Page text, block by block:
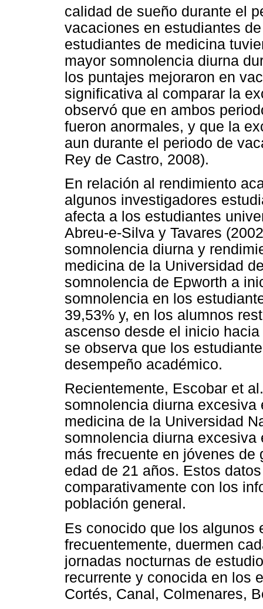
calidad de sueño durante el
vacaciones en estudiantes
estudiantes de medicina
mayor somnolencia diurna
los puntajes mejoraron en
significativa al comparar la
observó que en ambos
fueron anormales, y que la
aun durante el periodo de
Rey de Castro, 2008).
En relación al rendimiento
algunos investigadores
afecta a los estudiantes
Abreu-e-Silva y Tavares
somnolencia diurna y
medicina de la Universidad
somnolencia de Epworth a
somnolencia en los
39,53% y, en los alumnos
ascenso desde el inicio
se observa que los
desempeño académico.
Recientemente, Escobar et
somnolencia diurna
medicina de la Universidad
somnolencia diurna
más frecuente en jóvenes de
edad de 21 años. Estos
comparativamente con los
población general.
Es conocido que los algunos
frecuentemente, duermen
jornadas nocturnas de
recurrente y conocida en los
Cortés, Canal, Colmenares,